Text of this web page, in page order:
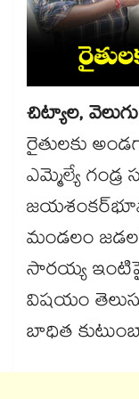
చిట్యాల,
రైతులకు
ఎమ్మెల్యే
మండలం
సారయ్య ఇంటిపై
విషయం
బాధిత